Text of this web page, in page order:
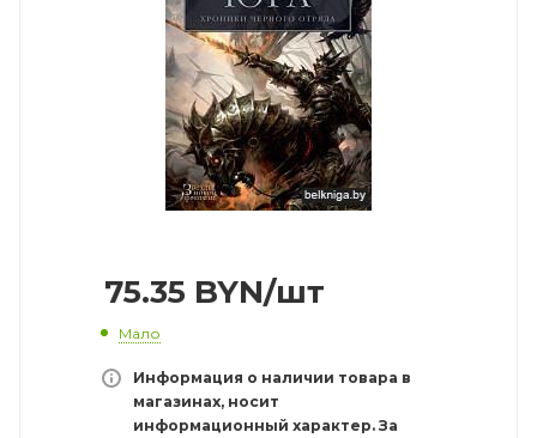
75.35 BYN/шт
Мало
Информация о наличии товара в
магазинах, носит
информационный характер. За